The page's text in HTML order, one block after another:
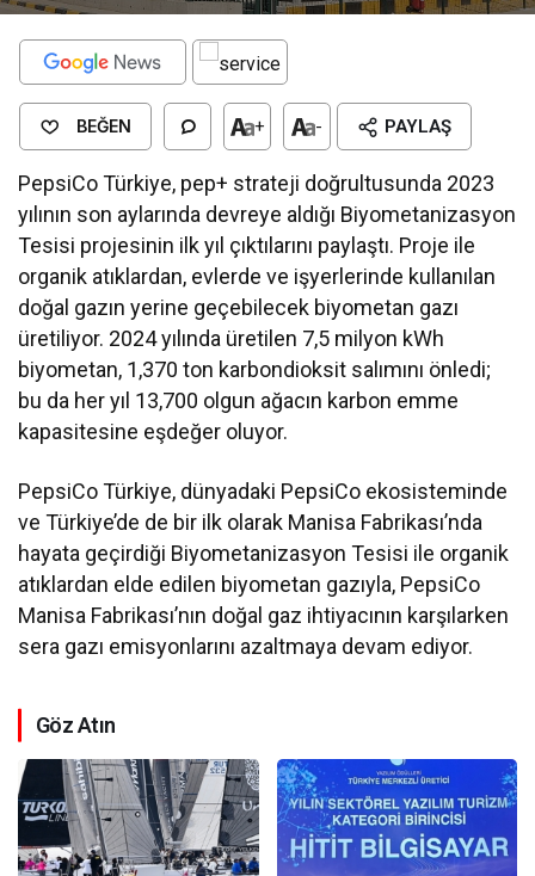
BEĞEN + - PAYLAŞ
PepsiCo Türkiye, pep+ strateji doğrultusunda 2023
yılının son aylarında devreye aldığı Biyometanizasyon
Tesisi projesinin ilk yıl çıktılarını paylaştı. Proje ile
organik atıklardan, evlerde ve işyerlerinde kullanılan
doğal gazın yerine geçebilecek biyometan gazı
üretiliyor. 2024 yılında üretilen 7,5 milyon kWh
biyometan, 1,370 ton karbondioksit salımını önledi;
bu da her yıl 13,700 olgun ağacın karbon emme
kapasitesine eşdeğer oluyor.
PepsiCo Türkiye, dünyadaki PepsiCo ekosisteminde
ve Türkiye’de de bir ilk olarak Manisa Fabrikası’nda
hayata geçirdiği Biyometanizasyon Tesisi ile organik
atıklardan elde edilen biyometan gazıyla, PepsiCo
Manisa Fabrikası’nın doğal gaz ihtiyacının karşılarken
sera gazı emisyonlarını azaltmaya devam ediyor.
Göz Atın